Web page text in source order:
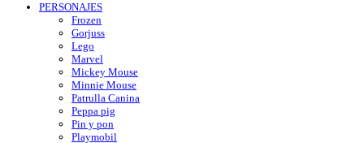
PERSONAJES
Frozen
Gorjuss
Lego
Marvel
Mickey Mouse
Minnie Mouse
Patrulla Canina
Peppa pig
Pin y pon
Playmobil